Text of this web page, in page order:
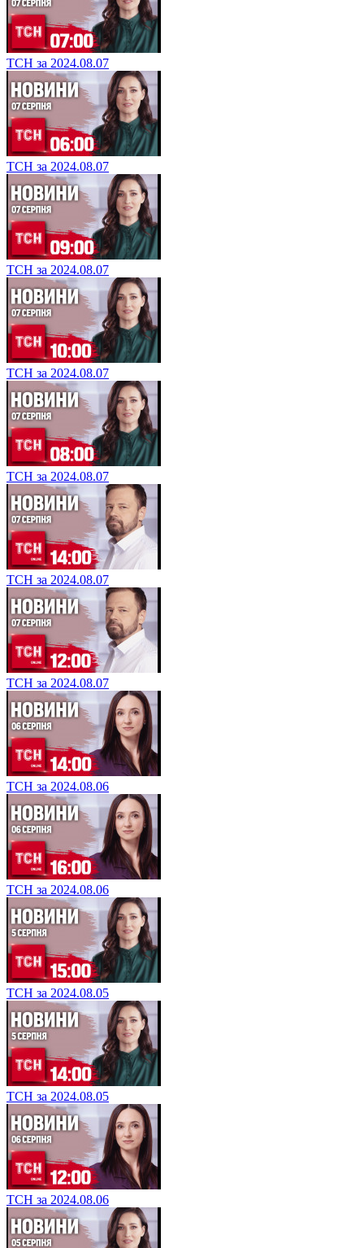
ТСН за 2024.08.07
ТСН за 2024.08.07
ТСН за 2024.08.07
ТСН за 2024.08.07
ТСН за 2024.08.07
ТСН за 2024.08.07
ТСН за 2024.08.07
ТСН за 2024.08.06
ТСН за 2024.08.06
ТСН за 2024.08.05
ТСН за 2024.08.05
ТСН за 2024.08.06